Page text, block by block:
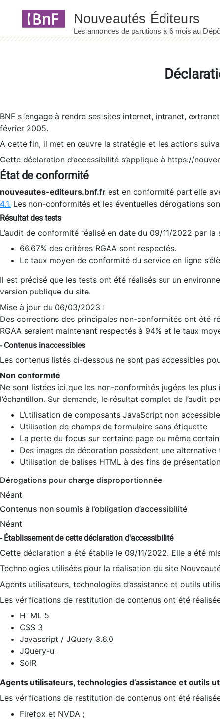
BNF s ’engage à rendre ses sites internet, intranet,
février 2005.
A cette fin, il met en œuvre la stratégie et les actions
Cette déclaration d’accessibilité s’applique à https://
État de conformité
nouveautes-editeurs.bnf.fr est en conformité partielle
4.1. Les non-conformités et les éventuelles dérogations
Résultat des tests
L’audit de conformité réalisé en date du 09/11/2022 par
66.67% des critères RGAA sont respectés.
Le taux moyen de conformité du service en ligne
Il est précisé que les tests ont été réalisés sur un
version publique du site.
Mise à jour du 06/03/2023 :
Des corrections des principales non-conformités ont été
RGAA seraient maintenant respectés à 94% et le taux
- Contenus inaccessibles
Les contenus listés ci-dessous ne sont pas accessibles
Non conformité
Ne sont listées ici que les non-conformités jugées les
l’échantillon. Sur demande, le résultat complet de l’audit
L’utilisation de composants JavaScript non
Utilisation de champs de formulaire sans étiquette
La perte du focus sur certaine page ou même
Des images de décoration possèdent une alternative
Utilisation de balises HTML à des fins de
Dérogations pour charge disproportionnée
Néant
Contenus non soumis à l’obligation d’accessibilité
Néant
- Établissement de cette déclaration d'accessibilité
Cette déclaration a été établie le 09/11/2022. Elle a été
Technologies utilisées pour la réalisation du site
Agents utilisateurs, technologies d’assistance et outils
Les vérifications de restitution de contenus ont été
HTML 5
CSS 3
Javascript / JQuery 3.6.0
JQuery-ui
SolR
Agents utilisateurs, technologies d’assistance et outils
Les vérifications de restitution de contenus ont été
Firefox et NVDA ;